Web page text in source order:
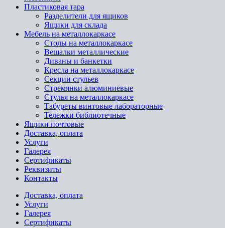
Пластиковая тара
Разделители для ящиков
Ящики для склада
Мебель на металлокаркасе
Cтолы на металлокаркасе
Вешалки металлические
Диваны и банкетки
Кресла на металлокаркасе
Секции стульев
Стремянки алюминиевые
Стулья на металлокаркасе
Табуреты винтовые лабораторные
Тележки библиотечные
Ящики почтовые
Доставка, оплата
Услуги
Галерея
Сертификаты
Реквизиты
Контакты
Доставка, оплата
Услуги
Галерея
Сертификаты